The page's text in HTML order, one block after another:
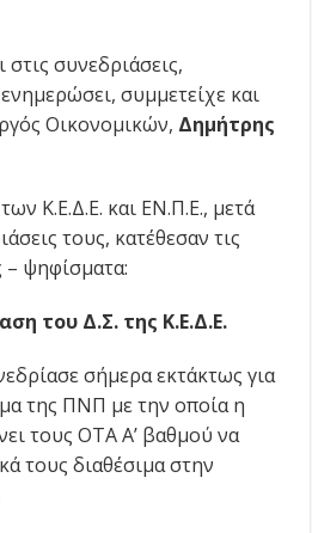
στις συνεδριάσεις,
συμμετείχε και
Οικονομικών, Δημήτρης
Κ.Ε.Δ.Ε. και ΕΝ.Π.Ε., μετά
τους, κατέθεσαν τις
– ψηφίσματα:
του Δ.Σ. της Κ.Ε.Δ.Ε.
σήμερα εκτάκτως για
της ΠΝΠ με την οποία η
τους ΟΤΑ Α’ βαθμού να
τους διαθέσιμα στην